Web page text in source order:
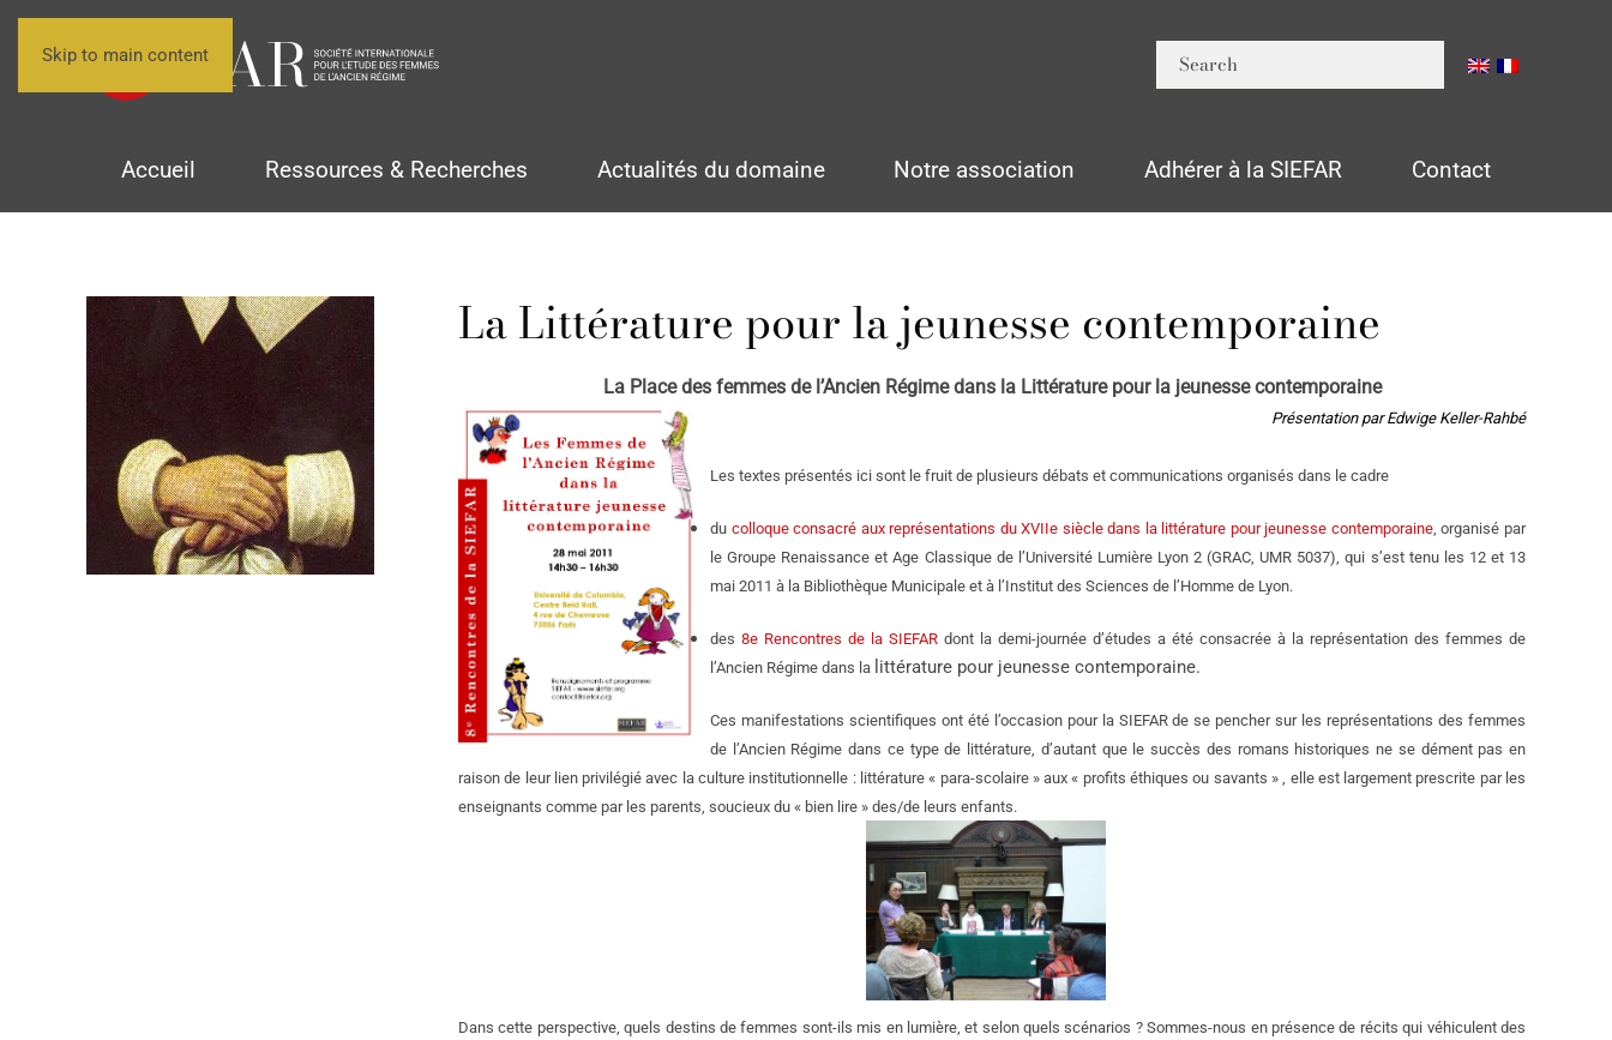
Skip to main content
Accueil Ressources & Recherches Actualités du domaine Notre association Adhérer à la SIEFAR Contact
La Littérature pour la jeunesse contemporaine
La Place des femmes de l’Ancien Régime dans la Littérature pour la jeunesse contemporaine
Présentation par Edwige Keller-Rahbé
Les textes présentés ici sont le fruit de plusieurs débats et communications organisés dans le cadre
du colloque consacré aux représentations du XVIIe siècle dans la littérature pour jeunesse contemporaine, organisé par
le Groupe Renaissance et Age Classique de l’Université Lumière Lyon 2 (GRAC, UMR 5037), qui s’est tenu les 12 et 13
mai 2011 à la Bibliothèque Municipale et à l’Institut des Sciences de l’Homme de Lyon.
des 8e Rencontres de la SIEFAR dont la demi-journée d’études a été consacrée à la représentation des femmes de
l’Ancien Régime dans la littérature pour jeunesse contemporaine.
Ces manifestations scientifiques ont été l’occasion pour la SIEFAR de se pencher sur les représentations des femmes
de l’Ancien Régime dans ce type de littérature, d’autant que le succès des romans historiques ne se dément pas en
raison de leur lien privilégié avec la culture institutionnelle : littérature « para-scolaire » aux « profits éthiques ou savants » , elle est largement prescrite par les
enseignants comme par les parents, soucieux du « bien lire » des/de leurs enfants.
Dans cette perspective, quels destins de femmes sont-ils mis en lumière, et selon quels scénarios ? Sommes-nous en présence de récits qui véhiculent des